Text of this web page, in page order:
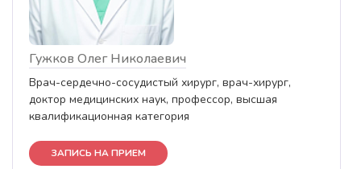
Гужков Олег Николаевич
Врач-сердечно-сосудистый хирург, врач-хирург,
доктор медицинских наук, профессор, высшая
квалификационная категория
ЗАПИСЬ НА ПРИЕМ